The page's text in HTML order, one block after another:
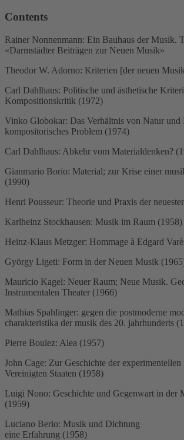
Contents
Rainer Nonnenmann: Ein Bauhaus der Musik.
«Darmstädter Beiträgen zur Neuen Musik»
Theodor W. Adorno: Kriterien [der neuen
Carl Dahlhaus: Politische und ästhetische
Kompositionskritik (1972)
Vinko Globokar: Das Verhältnis von Natur und
kompositorisches Problem (1974)
Carl Dahlhaus: Abkehr vom Materialdenken?
Gianmario Borio: Material; zur Krise einer
(1990)
Henri Pousseur: Theorie und Praxis der
Karlheinz Stockhausen: Musik im Raum (1958)
Heinz-Klaus Metzger: Hommage à Edgard
György Ligeti: Form in der Neuen Musik
Mauricio Kagel: Neuer Raum; Neue Musik.
Instrumentalen Theater (1966)
Mathias Spahlinger: gegen die postmoderne
charakteristika der musik des 20. jahrhunderts
Pierre Boulez: Alea (1957)
John Cage: Zur Geschichte der
Vereinigten Staaten (1958)
Luigi Nono: Geschichte und Gegenwart in der
(1959)
Luciano Berio: Musik und Dichtung
eine Erfahrung (1958)